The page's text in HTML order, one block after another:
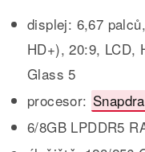
displej: 6,67
HD+), 20:9, LCD,
Glass 5
procesor:
6/8GB LPDDR5